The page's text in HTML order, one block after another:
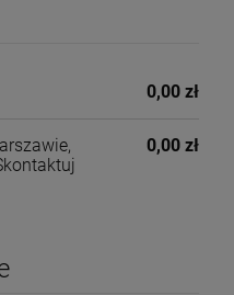
płatności
0,00 zł
0,00 zł